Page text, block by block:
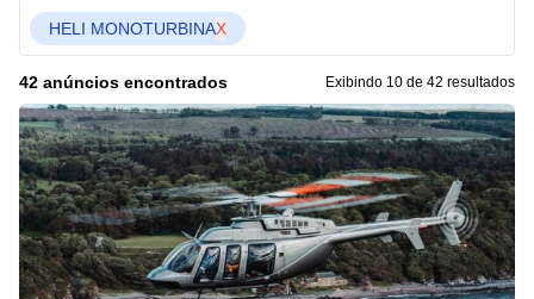
HELI MONOTURBINAX
42 anúncios encontrados Exibindo 10 de 42 resultados